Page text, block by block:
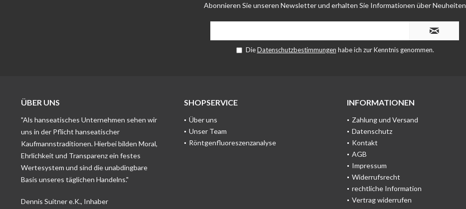
Abonnieren Sie unseren Newsletter und erhalten Sie Informationen über Neuheiten
DieDatenschutzbestimmungen habe ich zur Kenntnis genommen.
ÜBER UNS
"Als hanseatisches Unternehmen sehen wir
uns in der Pflicht hanseatischer
Kaufmannstraditionen. Hierbei bilden Moral,
Ehrlichkeit und Transparenz ein festes
Wertesystem und sind die unabdingbare
Basis unseres täglichen Handelns."
Dennis Suitner e.K., Inhaber
SHOPSERVICE
Über uns
Unser Team
Röntgenfluoreszenzanalyse
INFORMATIONEN
Zahlung und Versand
Datenschutz
Kontakt
AGB
Impressum
Widerrufsrecht
rechtliche Information
Vertrag widerrufen